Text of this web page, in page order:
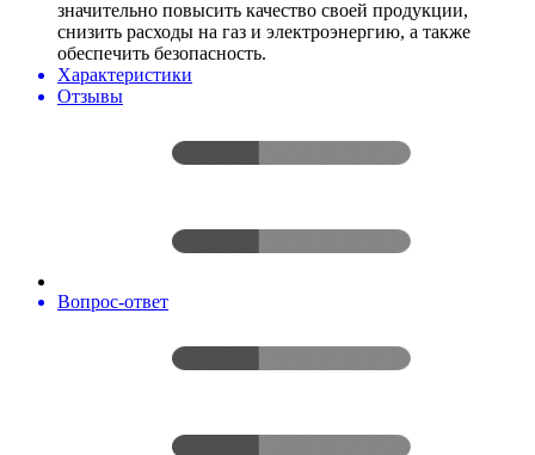
значительно повысить качество своей продукции,
снизить расходы на газ и электроэнергию, а также
обеспечить безопасность.
Характеристики
Отзывы
Вопрос-ответ